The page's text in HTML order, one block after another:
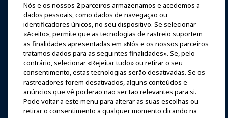
Entrar Junte-se Agora
Prêmios Carreiras
Contato
Expos e Eventos
Notícias & Diversão
Educação
Nós e os nossos 2parceiros armazenamos e acedemos a
dados pessoais, como dados de navegação ou
identificadores únicos, no seu dispositivo. Se selecionar
«Aceito», permite que as tecnologias de rastreio suportem
as finalidades apresentadas em «Nós e os nossos parceiros
tratamos dados para as seguintes finalidades». Se, pelo
contrário, selecionar «Rejeitar tudo» ou retirar o seu
consentimento, estas tecnologias serão desativadas. Se os
rastreadores forem desativados, alguns conteúdos e
anúncios que vê poderão não ser tão relevantes para si.
Pode voltar a este menu para alterar as suas escolhas ou
retirar o consentimento a qualquer momento clicando na